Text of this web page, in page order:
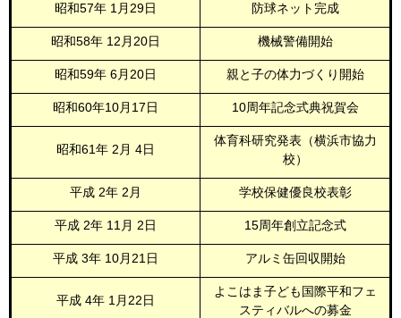
昭和57年 1月29日 防球ネット完成
昭和58年 12月20日 機械警備開始
昭和59年 6月20日 親と子の体力づくり開始
昭和60年10月17日 10周年記念式典祝賀会
昭和61年 2月 4日
体育科研究発表（横浜市協力
校）
平成 2年 2月 学校保健優良校表彰
平成 2年 11月 2日 15周年創立記念式
平成 3年 10月21日 アルミ缶回収開始
平成 4年 1月22日
よこはま子ども国際平和フェ
スティバルへの募金